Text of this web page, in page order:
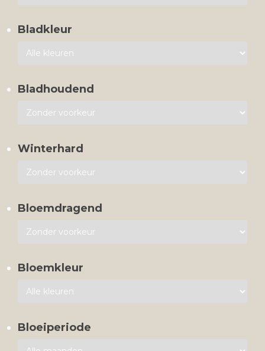
Bladkleur
Bladhoudend
Winterhard
Bloemdragend
Bloemkleur
Bloeiperiode